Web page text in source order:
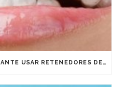
¿POR QUÉ ES IMPORTANTE USAR RETENEDORES DESPUÉS DE UN TRATAMIENTO DE ORTODONCIA?